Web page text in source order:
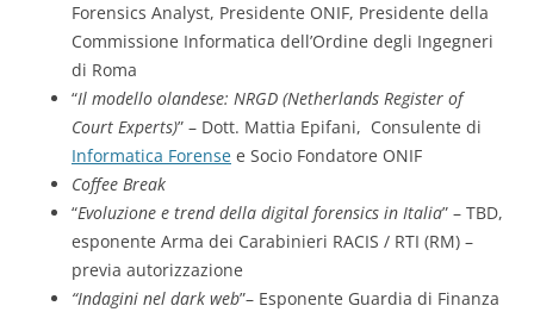
Forensics Analyst, Presidente ONIF, Presidente della
Commissione Informatica dell’Ordine degli Ingegneri
di Roma
“Il modello olandese: NRGD (Netherlands Register of
Court Experts)” – Dott. Mattia Epifani, Consulente di
Informatica Forense e Socio Fondatore ONIF
Coffee Break
“Evoluzione e trend della digital forensics in Italia” – TBD,
esponente Arma dei Carabinieri RACIS / RTI (RM) –
previa autorizzazione
“Indagini nel dark web”– Esponente Guardia di Finanza